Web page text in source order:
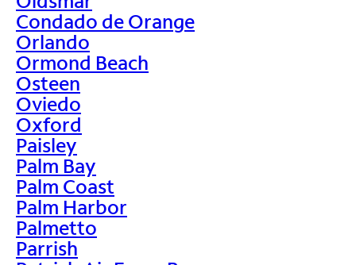
Condado de Orange
Orlando
Ormond Beach
Osteen
Oviedo
Oxford
Paisley
Palm Bay
Palm Coast
Palm Harbor
Palmetto
Parrish